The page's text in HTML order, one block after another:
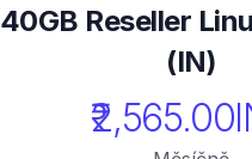
40GB Reseller
(IN)